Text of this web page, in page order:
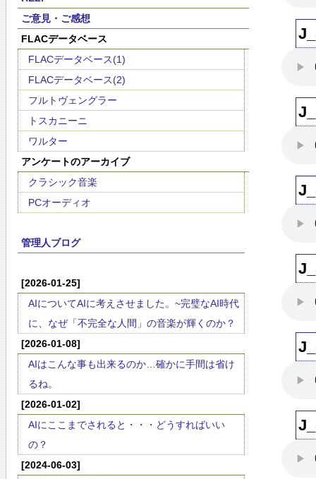
ご意見・ご感想
FLACデータベース
FLACデータベース(1)
FLACデータベース(2)
フルトヴェングラー
トスカニーニ
ワルター
アンケートのアーカイブ
クラシック音楽
PCオーディオ
管理人ブログ
[2026-01-25]
AIについてAIに考えさせました。~完璧なAI時代
に、なぜ「不完全な人間」の音楽が輝くのか？
[2026-01-08]
AIはこんな事も出来るのか…確かに手間は省け
るね。
[2026-01-02]
AIにここまでされると・・・どうすればいい
の？
[2024-06-03]